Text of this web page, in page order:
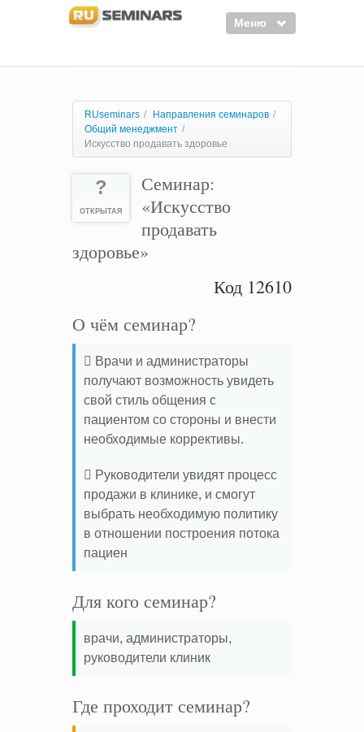
Меню
Курсы
Тренинги
Лектора
Войти
Регистрация
RUseminars / Направления семинаров /
Общий менеджмент /
Искусство продавать здоровье
?
ОТКРЫТАЯ
Семинар:
«Искусство
продавать
здоровье»
Код 12610
О чём семинар?
 Врачи и администраторы
получают возможность увидеть
свой стиль общения с
пациентом со стороны и внести
необходимые коррективы.
 Руководители увидят процесс
продажи в клинике, и смогут
выбрать необходимую политику
в отношении построения потока
пациен
Для кого семинар?
врачи, администраторы,
руководители клиник
Где проходит семинар?